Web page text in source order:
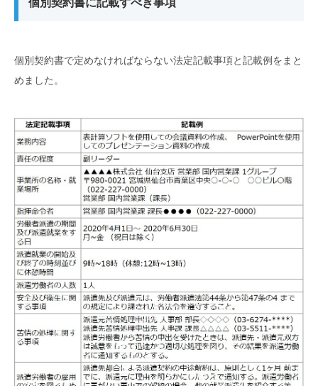
個別契約書で定めなければならない法定記載事項と記載例をまと
めました。